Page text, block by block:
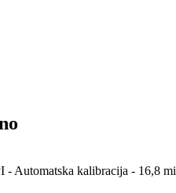
Automatska kalibracija -